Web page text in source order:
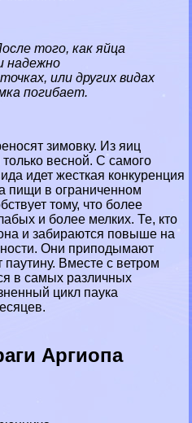
того, как яйца
надежно
или других видах
погибает.
зимовку. Из яиц
весной. С самого
идет жесткая конкуренция
пищи в ограниченном
тому, что более
и более мелких. Те, кто
и забираются повыше на
Они приподымают
Вместе с ветром
в самых различных
цикл паука
Аргиопа